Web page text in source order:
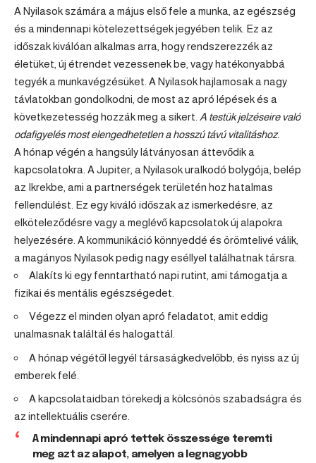
A Nyilasok számára a május első fele a munka, az egészség
és a mindennapi kötelezettségek jegyében telik. Ez az
időszak kiválóan alkalmas arra, hogy rendszerezzék az
életüket, új étrendet vezessenek be, vagy hatékonyabbá
tegyék a munkavégzésüket. A Nyilasok hajlamosak a nagy
távlatokban gondolkodni, de most az apró lépések és a
következetesség hozzák meg a sikert. A testük jelzéseire való
odafigyelés most elengedhetetlen a hosszú távú vitalitáshoz.
A hónap végén a hangsúly látványosan áttevődik a
kapcsolatokra. A Jupiter, a Nyilasok uralkodó bolygója, belép
az Ikrekbe, ami a partnerségek területén hoz hatalmas
fellendülést. Ez egy kiváló időszak az ismerkedésre, az
elköteleződésre vagy a meglévő kapcsolatok új alapokra
helyezésére. A kommunikáció könnyeddé és örömtelivé válik,
a magányos Nyilasok pedig nagy eséllyel találhatnak társra.
Alakíts ki egy fenntartható napi rutint, ami támogatja a
fizikai és mentális egészségedet.
Végezz el minden olyan apró feladatot, amit eddig
unalmasnak találtál és halogattál.
A hónap végétől legyél társaságkedvelőbb, és nyiss az új
emberek felé.
A kapcsolataidban törekedj a kölcsönös szabadságra és
az intellektuális cserére.
A mindennapi apró tettek összessége teremti
meg azt az alapot, amelyen a legnagyobb